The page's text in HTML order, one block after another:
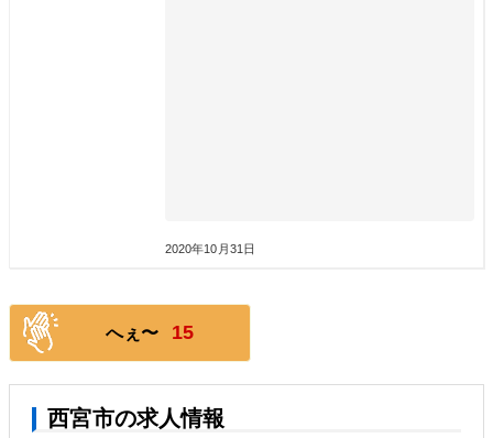
2020年10月31日
へぇ〜 15
西宮市の求人情報